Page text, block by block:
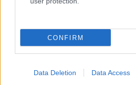
CONFIRM
Data Deletion Data Access